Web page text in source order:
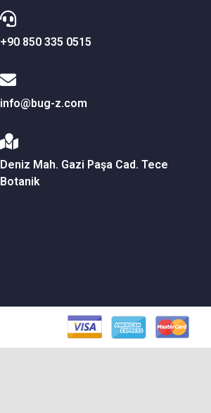
+90 850 335 0515
info@bug-z.com
Deniz Mah. Gazi Paşa Cad. Tece
Botanik